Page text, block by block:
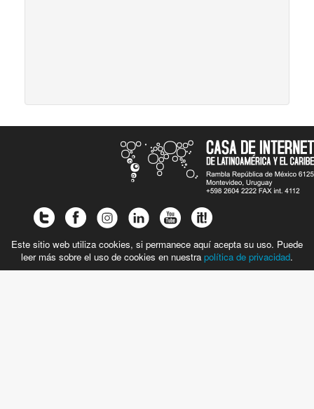
Este sitio web utiliza cookies, si permanece aquí acepta su uso. Puede
leer más sobre el uso de cookies en nuestra política de privacidad.